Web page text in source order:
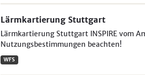
Lärmkartierung Stuttgart
Lärmkartierung Stuttgart INSPIRE vom
Nutzungsbestimmungen beachten!
WFS